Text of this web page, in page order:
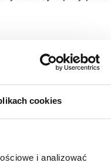
cookies
i analizować
spłacać jedną